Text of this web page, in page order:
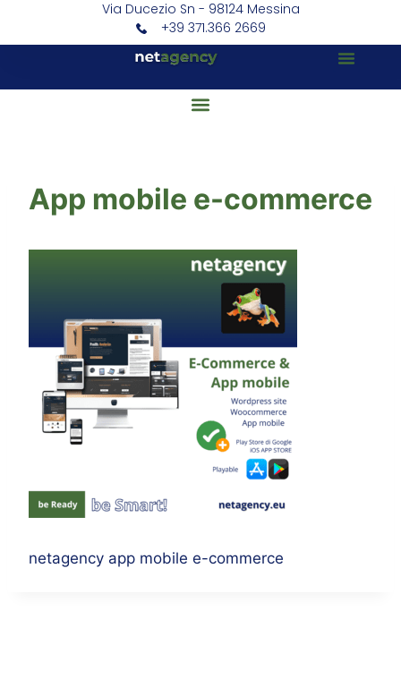
Via Ducezio Sn - 98124 Messina
+39 371.366 2669
App mobile e-commerce
netagency app mobile e-commerce